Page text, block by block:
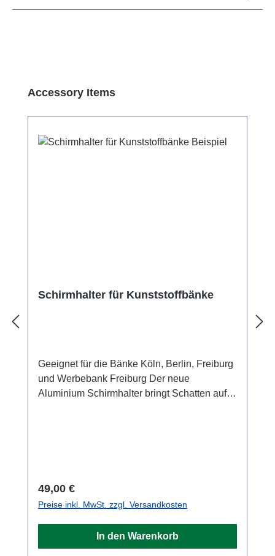
Produktgalerie überspringen
Accessory Items
Schirmhalter für Kunststoffbänke
Geeignet für die Bänke Köln, Berlin, Freiburg
und Werbebank Freiburg Der neue
Aluminium Schirmhalter bringt Schatten auf
existierenden Schrauben der Rückenlehne.
Somit kann der Halter jederzeit nach Bedarf
nachgerüstet werden. Extra Schrauben
werden nicht benötigt. Der
Regulärer Preis:
49,00 €
Preise inkl. MwSt. zzgl. Versandkosten
In den Warenkorb